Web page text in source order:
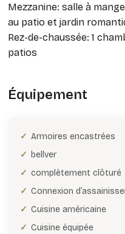
Mezzanine: salle à
au patio et jardin
Rez-de-chaussée: 1
patios
Équipement
Armoires encastrées
bellver
complètement clôturé
Connexion
Cuisine américaine
Cuisine équipée